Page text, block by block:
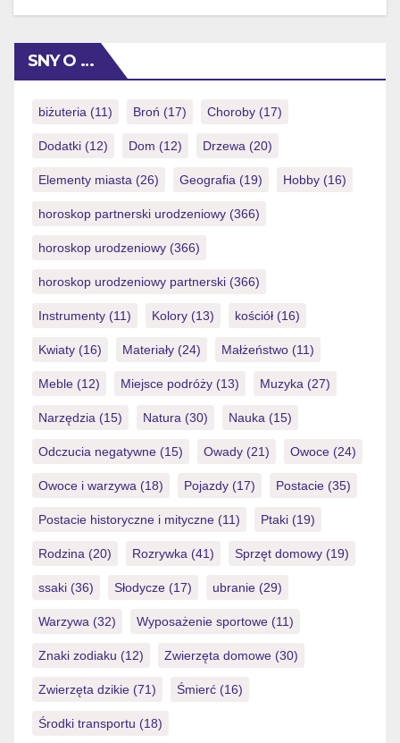
több napos várakozás, 2026-ra ellenben ez komoly
versenyhátrány. A kifizetési tempó napjainkban épp
Pontosan ezért ajánlott pontról pontra […]
SNY O …
biżuteria (11) Broń (17) Choroby (17)
Dodatki (12) Dom (12) Drzewa (20)
Elementy miasta (26) Geografia (19) Hobby (16)
horoskop partnerski urodzeniowy (366)
horoskop urodzeniowy (366)
horoskop urodzeniowy partnerski (366)
Instrumenty (11) Kolory (13) kościół (16)
Kwiaty (16) Materiały (24) Małżeństwo (11)
Meble (12) Miejsce podróży (13) Muzyka (27)
Narzędzia (15) Natura (30) Nauka (15)
Odczucia negatywne (15) Owady (21) Owoce (24)
Owoce i warzywa (18) Pojazdy (17) Postacie (35)
Postacie historyczne i mityczne (11) Ptaki (19)
Rodzina (20) Rozrywka (41) Sprzęt domowy (19)
ssaki (36) Słodycze (17) ubranie (29)
Warzywa (32) Wyposażenie sportowe (11)
Znaki zodiaku (12) Zwierzęta domowe (30)
Zwierzęta dzikie (71) Śmierć (16)
Środki transportu (18)